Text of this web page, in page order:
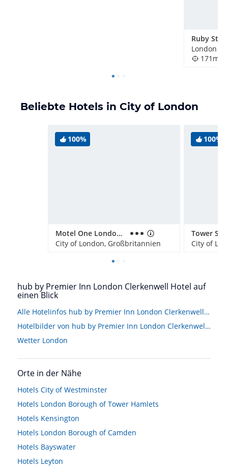
171m
Beliebte Hotels in City of London
100%
Motel One London-Tower Hill
City of London, Großbritannien
100%
City of
hub by Premier Inn London Clerkenwell Hotel auf
einen Blick
Alle Hotelinfos hub by Premier Inn London Clerkenwell Hotel
Hotelbilder von hub by Premier Inn London Clerkenwell Hotel
Wetter London
Orte in der Nähe
Hotels City of Westminster
Hotels London Borough of Tower Hamlets
Hotels Kensington
Hotels London Borough of Camden
Hotels Bayswater
Hotels Leyton